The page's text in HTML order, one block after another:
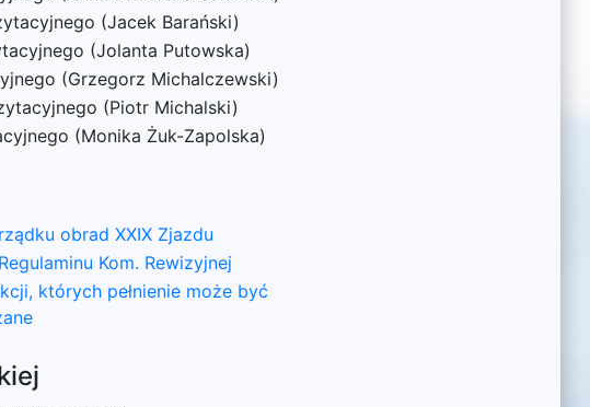
(Jacek Barański)
(Jolanta Putowska)
(Grzegorz Michalczewski)
(Piotr Michalski)
(Monika Żuk-Zapolska)
obrad XXIX Zjazdu
Kom. Rewizyjnej
których pełnienie może być